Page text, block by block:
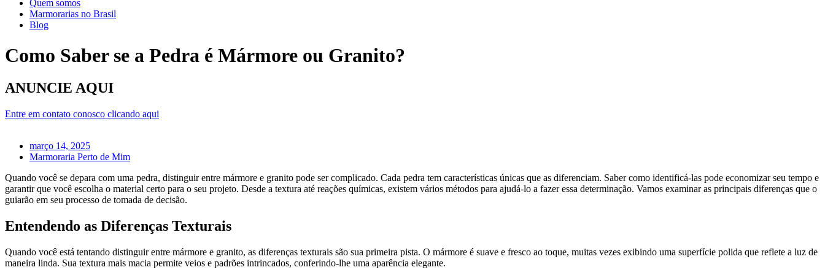
Quem somos
Marmorarias no Brasil
Blog
Como Saber se a Pedra é Mármore ou Granito?
ANUNCIE AQUI
Entre em contato conosco clicando aqui
março 14, 2025
Marmoraria Perto de Mim
Quando você se depara com uma pedra, distinguir entre mármore e granito pode ser complicado. Cada pedra tem características únicas que as diferenciam. Saber como identificá-las pode economizar seu tempo e
garantir que você escolha o material certo para o seu projeto. Desde a textura até reações químicas, existem vários métodos para ajudá-lo a fazer essa determinação. Vamos examinar as principais diferenças que o
guiarão em seu processo de tomada de decisão.
Entendendo as Diferenças Texturais
Quando você está tentando distinguir entre mármore e granito, as diferenças texturais são sua primeira pista. O mármore é suave e fresco ao toque, muitas vezes exibindo uma superfície polida que reflete a luz de
maneira linda. Sua textura mais macia permite veios e padrões intrincados, conferindo-lhe uma aparência elegante.